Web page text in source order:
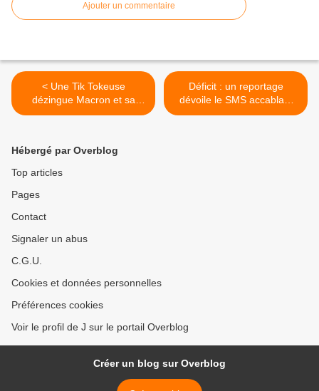
Ajouter un commentaire
< Une Tik Tokeuse
dézingue Macron et sa
politique économique ! -
Déficit : un reportage
dévoile le SMS accablant
de Bruno le Maire - Louis
Hébergé par Overblog
Top articles
Pages
Contact
Signaler un abus
C.G.U.
Cookies et données personnelles
Préférences cookies
Voir le profil de J sur le portail Overblog
Créer un blog sur Overblog